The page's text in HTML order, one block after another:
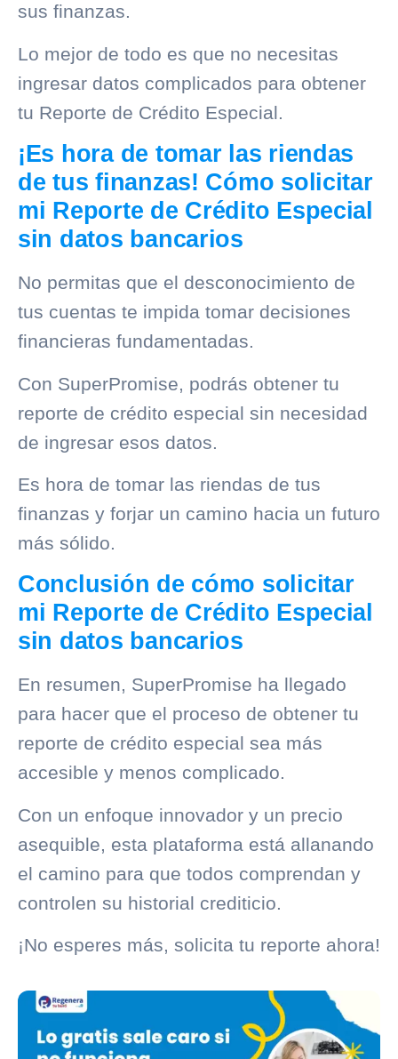
sus finanzas.
Lo mejor de todo es que no necesitas
ingresar datos complicados para obtener
tu Reporte de Crédito Especial.
¡Es hora de tomar las riendas
de tus finanzas! Cómo solicitar
mi Reporte de Crédito Especial
sin datos bancarios
No permitas que el desconocimiento de
tus cuentas te impida tomar decisiones
financieras fundamentadas.
Con SuperPromise, podrás obtener tu
reporte de crédito especial sin necesidad
de ingresar esos datos.
Es hora de tomar las riendas de tus
finanzas y forjar un camino hacia un futuro
más sólido.
Conclusión de cómo solicitar
mi Reporte de Crédito Especial
sin datos bancarios
En resumen, SuperPromise ha llegado
para hacer que el proceso de obtener tu
reporte de crédito especial sea más
accesible y menos complicado.
Con un enfoque innovador y un precio
asequible, esta plataforma está allanando
el camino para que todos comprendan y
controlen su historial crediticio.
¡No esperes más, solicita tu reporte ahora!